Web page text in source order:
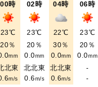
00時
23℃
20％
mm
北東
m/s
02時
23℃
20％
0.0mm
北北東
0.6m/s
04時
22℃
30％
0.0mm
北北東
0.6m/s
06時
23℃
20％
0.0mm
-
-